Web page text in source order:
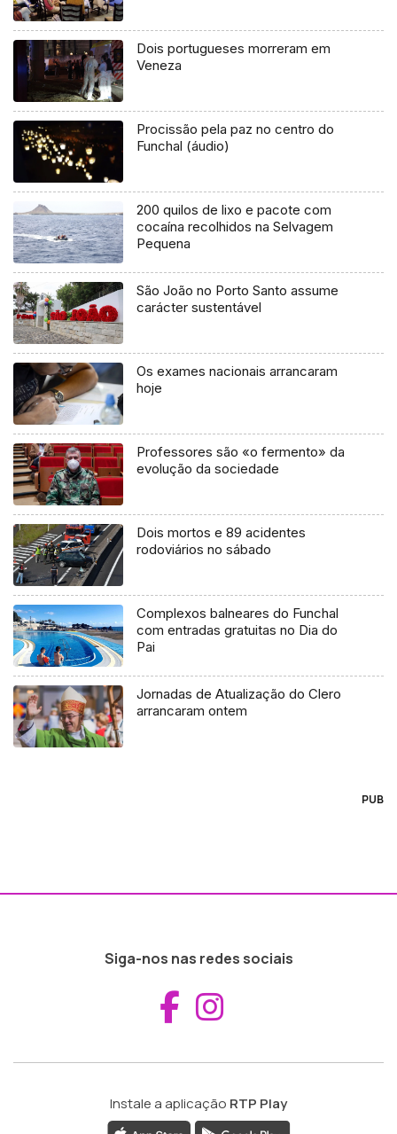
Dois portugueses morreram em
Veneza
Procissão pela paz no centro do
Funchal (áudio)
200 quilos de lixo e pacote com
cocaína recolhidos na Selvagem
Pequena
São João no Porto Santo assume
carácter sustentável
Os exames nacionais arrancaram
hoje
Professores são «o fermento» da
evolução da sociedade
Dois mortos e 89 acidentes
rodoviários no sábado
Complexos balneares do Funchal
com entradas gratuitas no Dia do
Pai
Jornadas de Atualização do Clero
arrancaram ontem
PUB
Siga-nos nas redes sociais
Aceder ao
Instale a aplicação RTP Play